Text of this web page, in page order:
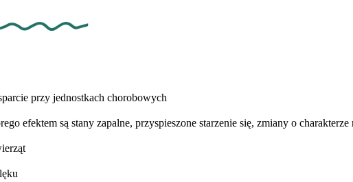
przy jednostkach chorobowych
efektem są stany zapalne, przyspieszone starzenie się, zmiany o